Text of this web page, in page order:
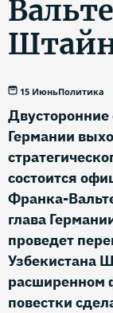
15 ИюньПолитика
Двусторонние
Германии
состоится
Франка-
глава
проведет
Узбекистана
расширенном
повестки